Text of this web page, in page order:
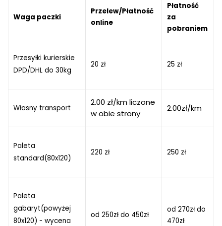
Waga paczki
Przelew/Płatność
online
Płatność
za
pobraniem
Przesyłki kurierskie
DPD/DHL do 30kg
20 zł 25 zł
Własny transport
2.00 zł/km liczone
w obie strony
2.00zł/km
Paleta
standard(80x120)
220 zł 250 zł
Paleta
gabaryt(powyżej
80x120) - wycena
od 250zł do 450zł
od 270zł do
470zł